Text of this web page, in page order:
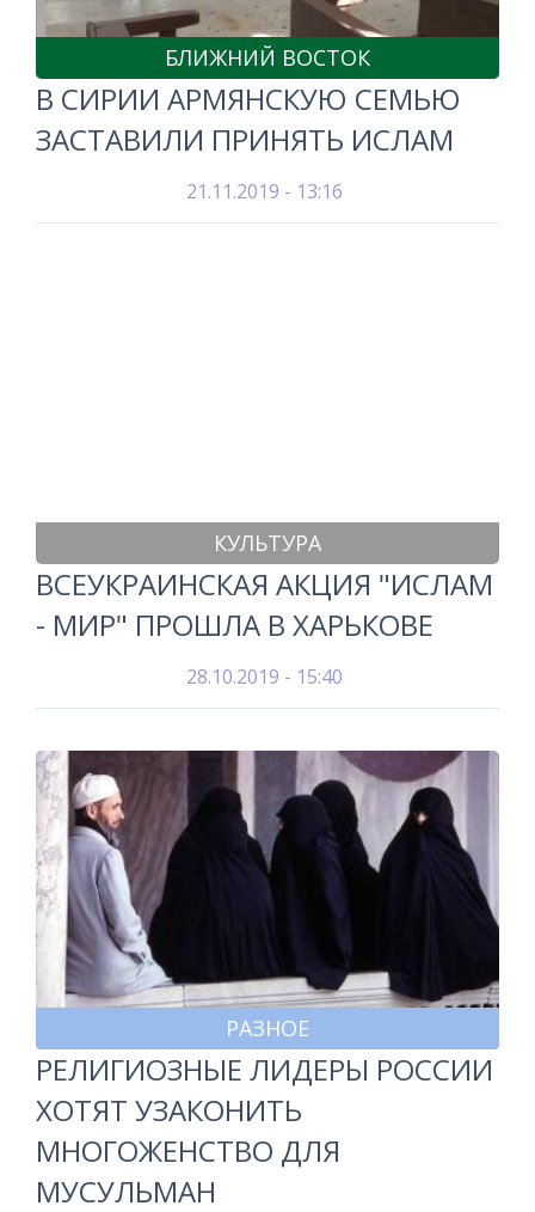
БЛИЖНИЙ ВОСТОК
В СИРИИ АРМЯНСКУЮ СЕМЬЮ
ЗАСТАВИЛИ ПРИНЯТЬ ИСЛАМ
21.11.2019 - 13:16
КУЛЬТУРА
ВСЕУКРАИНСКАЯ АКЦИЯ "ИСЛАМ
- МИР" ПРОШЛА В ХАРЬКОВЕ
28.10.2019 - 15:40
РАЗНОЕ
РЕЛИГИОЗНЫЕ ЛИДЕРЫ РОССИИ
ХОТЯТ УЗАКОНИТЬ
МНОГОЖЕНСТВО ДЛЯ
МУСУЛЬМАН